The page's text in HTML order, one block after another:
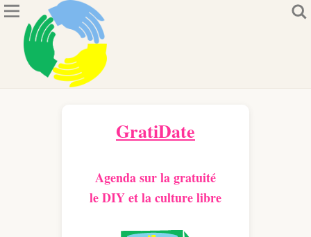
GratiDate
Agenda sur la gratuité
le DIY et la culture libre